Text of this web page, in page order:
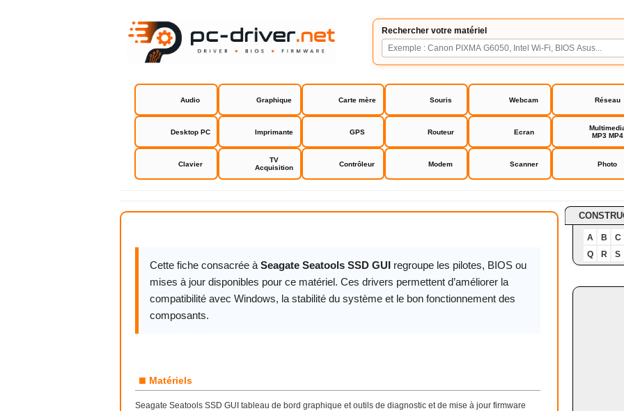
Rechercher votre matériel
Audio Graphique Carte mère Souris Webcam Réseau
Desktop PC Imprimante GPS Routeur Ecran
MP3 MP4
Clavier
TV
Acquisition
Contrôleur Modem Scanner Photo
Seagate Seatools SSD GUI
Cette fiche consacrée à Seagate Seatools SSD GUI regroupe les pilotes, BIOS ou
mises à jour disponibles pour ce matériel. Ces drivers permettent d’améliorer la
compatibilité avec Windows, la stabilité du système et le bon fonctionnement des
composants.
■ Matériels
Seagate Seatools SSD GUI tableau de bord graphique et outils de diagnostic et de mise à jour firmware
A B
C
Q
R S